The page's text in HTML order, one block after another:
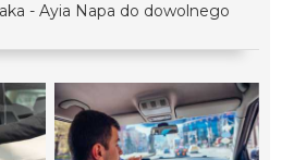
- Ayia Napa do dowolnego